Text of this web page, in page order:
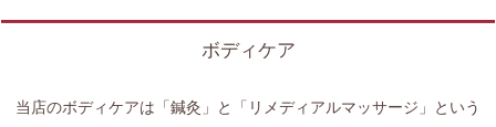
ボディケア
当店のボディケアは「鍼灸」と「リメディアルマッサージ」という